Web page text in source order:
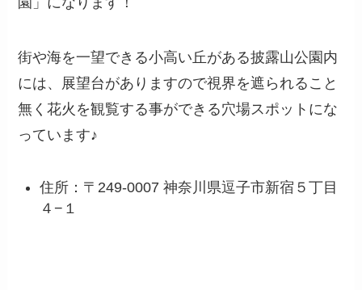
街や海を一望できる小高い丘がある披露山公園内
には、展望台がありますので視界を遮られること
無く花火を観覧する事ができる穴場スポットにな
っています♪
住所：〒249-0007 神奈川県逗子市新宿５丁目
４−１